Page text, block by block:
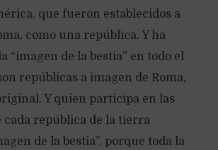
que fueron establecidos a
como una república. Y ha
“imagen de la bestia” en todo el
repúblicas a imagen de Roma,
Y quien participa en las
cada república de la tierra
de la bestia”, porque toda la